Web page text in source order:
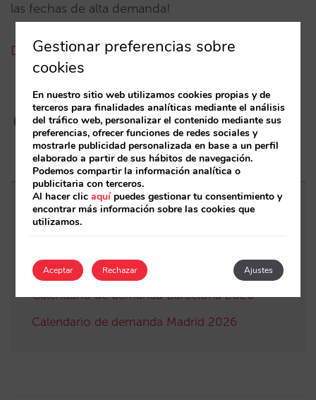
las fechas de alta demanda!
Descargar calendario Mirai Barcelona 2025
Entradas relacionadas
2026
Calendario de demanda Barcelona 2026
Calendario de demanda Madrid 2026
Gestionar preferencias sobre
cookies
En nuestro sitio web utilizamos cookies propias y de
terceros para finalidades analíticas mediante el análisis
del tráfico web, personalizar el contenido mediante sus
preferencias, ofrecer funciones de redes sociales y
mostrarle publicidad personalizada en base a un perfil
elaborado a partir de sus hábitos de navegación.
Podemos compartir la información analítica o
publicitaria con terceros.
Al hacer clicaquípuedes gestionar tu consentimiento y
encontrar más información sobre las cookies que
utilizamos.
Aceptar Ajustes
Rechazar